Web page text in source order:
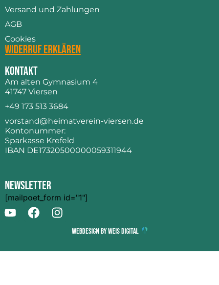
Versand und Zahlungen
AGB
Cookies
Widerruf erklären
Kontakt
Am alten Gymnasium 4
41747 Viersen
+49 173 513 3684
vorstand@heimatverein-viersen.de
Kontonummer:
Sparkasse Krefeld
IBAN DE17320500000059311944
Newsletter
[mailpoet_form id="1"]
Webdesign by Weis Digital